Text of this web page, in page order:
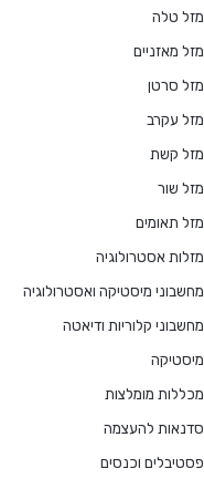
מזל טלה
מזל מאזניים
מזל סרטן
מזל עקרב
מזל קשת
מזל שור
מזל תאומים
מזלות אסטרולוגיה
מחשבוני מיסטיקה ואסטרולוגיה
מחשבוני קלוריות ודיאטה
מיסטיקה
מכללות מומלצות
סדנאות להעצמה
פסטיבלים וכנסים